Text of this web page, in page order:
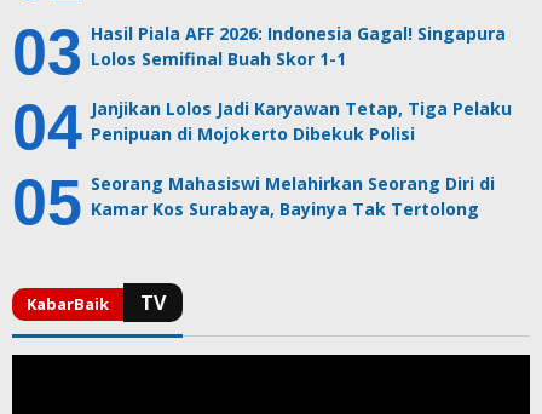
Hasil Piala AFF 2026: Indonesia Gagal! Singapura
Lolos Semifinal Buah Skor 1-1
Janjikan Lolos Jadi Karyawan Tetap, Tiga Pelaku
Penipuan di Mojokerto Dibekuk Polisi
Seorang Mahasiswi Melahirkan Seorang Diri di
Kamar Kos Surabaya, Bayinya Tak Tertolong